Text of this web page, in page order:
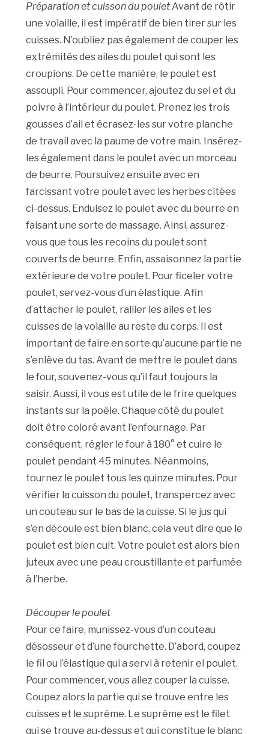
Préparation et cuisson du pouletAvant de rôtir
une volaille, il est impératif de bien tirer sur les
cuisses. N’oubliez pas également de couper les
extrémités des ailes du poulet qui sont les
croupions. De cette manière, le poulet est
assoupli. Pour commencer, ajoutez du sel et du
poivre à l’intérieur du poulet. Prenez les trois
gousses d’ail et écrasez-les sur votre planche
de travail avec la paume de votre main. Insérez-
les également dans le poulet avec un morceau
de beurre. Poursuivez ensuite avec en
farcissant votre poulet avec les herbes citées
ci-dessus. Enduisez le poulet avec du beurre en
faisant une sorte de massage. Ainsi, assurez-
vous que tous les recoins du poulet sont
couverts de beurre. Enfin, assaisonnez la partie
extérieure de votre poulet. Pour ficeler votre
poulet, servez-vous d’un élastique. Afin
d’attacher le poulet, rallier les ailes et les
cuisses de la volaille au reste du corps. Il est
important de faire en sorte qu’aucune partie ne
s’enlève du tas. Avant de mettre le poulet dans
le four, souvenez-vous qu’il faut toujours la
saisir. Aussi, il vous est utile de le frire quelques
instants sur la poêle. Chaque côté du poulet
doit être coloré avant l’enfournage. Par
conséquent, régler le four à 180° et cuire le
poulet pendant 45 minutes. Néanmoins,
tournez le poulet tous les quinze minutes. Pour
vérifier la cuisson du poulet, transpercez avec
un couteau sur le bas de la cuisse. Si le jus qui
s’en découle est bien blanc, cela veut dire que le
poulet est bien cuit. Votre poulet est alors bien
juteux avec une peau croustillante et parfumée
à l’herbe.
Découper le poulet
Pour ce faire, munissez-vous d’un couteau
désosseur et d’une fourchette. D’abord, coupez
le fil ou l’élastique qui a servi à retenir el poulet.
Pour commencer, vous allez couper la cuisse.
Coupez alors la partie qui se trouve entre les
cuisses et le suprême. Le suprême est le filet
qui se trouve au-dessus et qui constitue le blanc